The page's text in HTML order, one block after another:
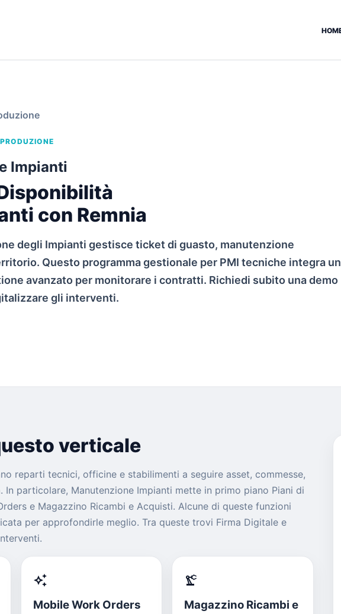
Impianti
con Remnia
degli Impianti gestisce ticket di guasto, manutenzione
Questo programma gestionale per PMI tecniche integra un
avanzato per monitorare i contratti. Richiedi subito una demo
gli interventi.
verticale
reparti tecnici, officine e stabilimenti a seguire asset, commesse,
In particolare, Manutenzione Impianti mette in primo piano Piani di
e Magazzino Ricambi e Acquisti. Alcune di queste funzioni
per approfondirle meglio. Tra queste trovi Firma Digitale e
auto_awesome
Mobile Work Orders
precision_manufacturing
Magazzino Ricambi e